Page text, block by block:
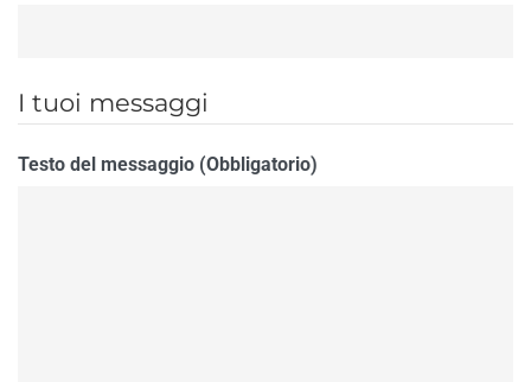
I tuoi messaggi
Testo del messaggio (Obbligatorio)